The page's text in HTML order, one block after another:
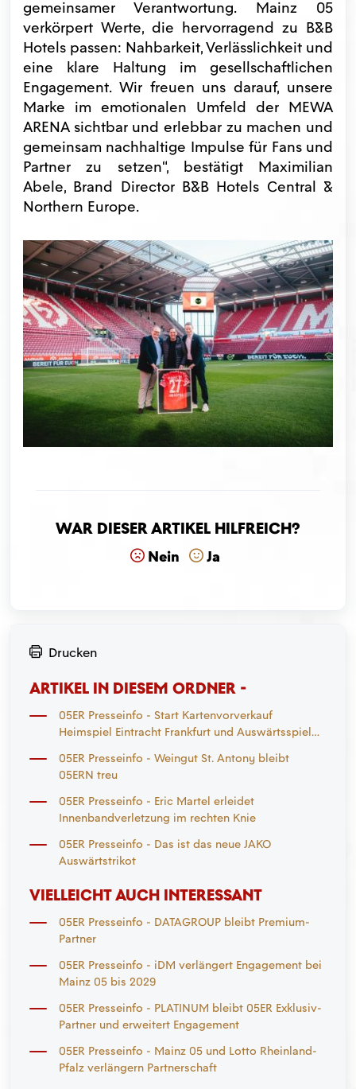
gemeinsamer Verantwortung. Mainz 05
verkörpert Werte, die hervorragend zu B&B
Hotels passen: Nahbarkeit, Verlässlichkeit und
eine klare Haltung im gesellschaftlichen
Engagement. Wir freuen uns darauf, unsere
Marke im emotionalen Umfeld der MEWA
ARENA sichtbar und erlebbar zu machen und
gemeinsam nachhaltige Impulse für Fans und
Partner zu setzen“, bestätigt Maximilian
Abele, Brand Director B&B Hotels Central &
Northern Europe.
War dieser Artikel hilfreich?
Nein Ja
Drucken
ARTIKEL IN DIESEM ORDNER -
05ER Presseinfo - Start Kartenvorverkauf
Heimspiel Eintracht Frankfurt und Auswärtsspiel
05ER Presseinfo - Weingut St. Antony bleibt
05ERN treu
05ER Presseinfo - Eric Martel erleidet
Innenbandverletzung im rechten Knie
05ER Presseinfo - Das ist das neue JAKO
Auswärtstrikot
VIELLEICHT AUCH INTERESSANT
05ER Presseinfo - DATAGROUP bleibt Premium-
Partner
05ER Presseinfo - iDM verlängert Engagement bei
Mainz 05 bis 2029
05ER Presseinfo - PLATINUM bleibt 05ER Exklusiv-
Partner und erweitert Engagement
05ER Presseinfo - Mainz 05 und Lotto Rheinland-
Pfalz verlängern Partnerschaft